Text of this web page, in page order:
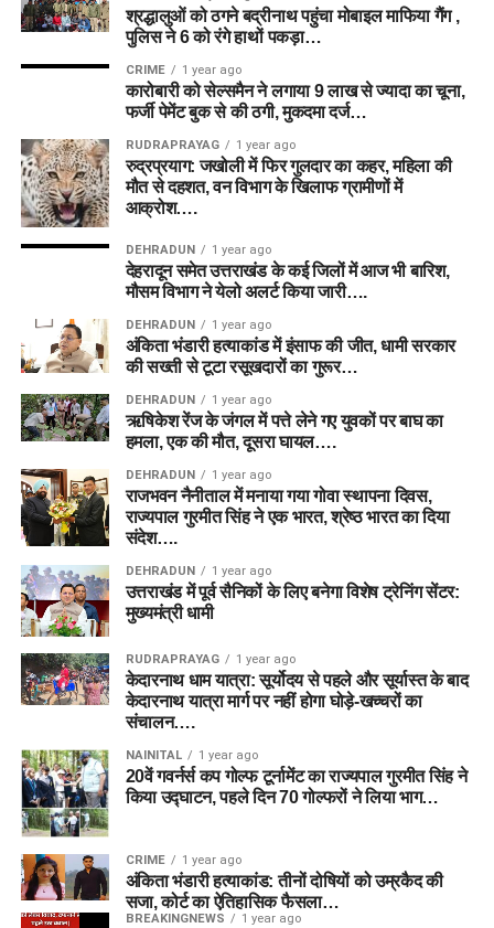
श्रद्धालुओं को ठगने बद्रीनाथ पहुंचा मोबाइल माफिया गैंग ,
पुलिस ने 6 को रंगे हाथों पकड़ा…
CRIME 1 year ago
कारोबारी को सेल्समैन ने लगाया 9 लाख से ज्यादा का चूना,
फर्जी पेमेंट बुक से की ठगी, मुकदमा दर्ज…
RUDRAPRAYAG 1 year ago
रुद्रप्रयाग: जखोली में फिर गुलदार का कहर, महिला की
मौत से दहशत, वन विभाग के खिलाफ ग्रामीणों में
आक्रोश….
DEHRADUN 1 year ago
देहरादून समेत उत्तराखंड के कई जिलों में आज भी बारिश,
मौसम विभाग ने येलो अलर्ट किया जारी….
DEHRADUN 1 year ago
अंकिता भंडारी हत्याकांड में इंसाफ की जीत, धामी सरकार
की सख्ती से टूटा रसूखदारों का गुरूर…
DEHRADUN 1 year ago
ऋषिकेश रेंज के जंगल में पत्ते लेने गए युवकों पर बाघ का
हमला, एक की मौत, दूसरा घायल….
DEHRADUN 1 year ago
राजभवन नैनीताल में मनाया गया गोवा स्थापना दिवस,
राज्यपाल गुरमीत सिंह ने एक भारत, श्रेष्ठ भारत का दिया
संदेश….
DEHRADUN 1 year ago
उत्तराखंड में पूर्व सैनिकों के लिए बनेगा विशेष ट्रेनिंग सेंटर:
मुख्यमंत्री धामी
RUDRAPRAYAG 1 year ago
केदारनाथ धाम यात्रा: सूर्योदय से पहले और सूर्यास्त के बाद
केदारनाथ यात्रा मार्ग पर नहीं होगा घोड़े-खच्चरों का
संचालन….
NAINITAL 1 year ago
20वें गवर्नर्स कप गोल्फ टूर्नामेंट का राज्यपाल गुरमीत सिंह ने
किया उद्घाटन, पहले दिन 70 गोल्फरों ने लिया भाग…
CRIME 1 year ago
अंकिता भंडारी हत्याकांड: तीनों दोषियों को उम्रकैद की
सजा, कोर्ट का ऐतिहासिक फैसला…
BREAKINGNEWS 1 year ago